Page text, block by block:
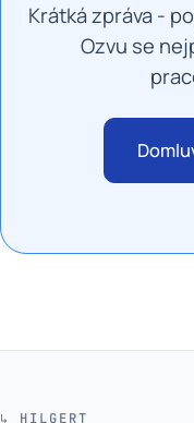
Krátká zpráva -
Ozvu se
↳ HILGERT